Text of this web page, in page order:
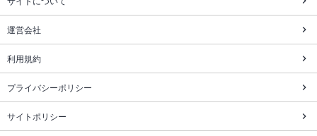
運営会社
利用規約
プライバシーポリシー
サイトポリシー